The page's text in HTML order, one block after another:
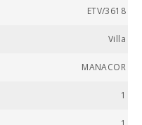
ETV/3618
Villa
MANACOR
1